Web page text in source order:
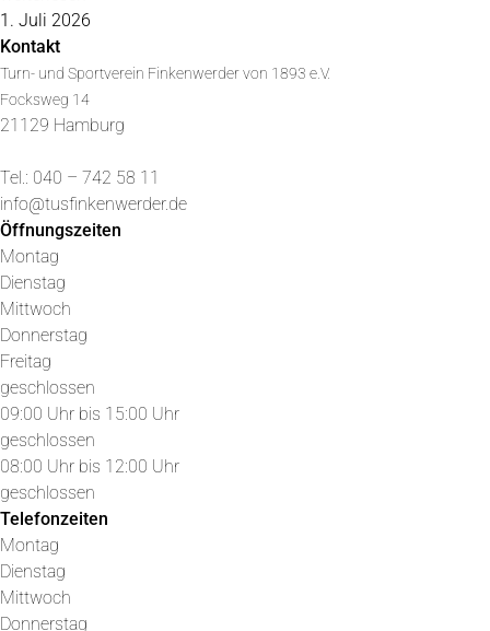
1. Juli 2026
Kontakt
Turn- und Sportverein Finkenwerder von 1893 e.V.
Focksweg 14
21129 Hamburg
Tel.: 040 – 742 58 11
info@tusfinkenwerder.de
Öffnungszeiten
Montag
Dienstag
Mittwoch
Donnerstag
Freitag
geschlossen
09:00 Uhr bis 15:00 Uhr
geschlossen
08:00 Uhr bis 12:00 Uhr
geschlossen
Telefonzeiten
Montag
Dienstag
Mittwoch
Donnerstag